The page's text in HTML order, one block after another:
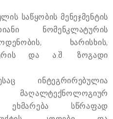
საწყობის მენეჯმენტის
ნომენკლატურის
ხარისხის,
და ა.შ. ზოგადი
ინტეგრირებულია
ეხმარება სწრაფად